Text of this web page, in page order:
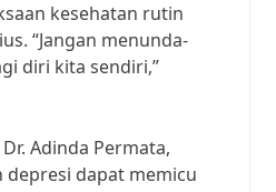
kesehatan rutin
“Jangan menunda-
diri kita sendiri,”
Adinda Permata,
depresi dapat memicu